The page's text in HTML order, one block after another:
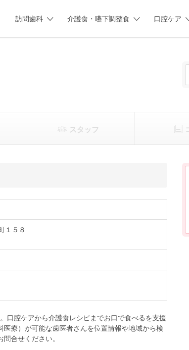
訪問歯科 介護食・嚥下調整食 口腔ケア
スタッフ
１５８
口腔ケアから介護食レシピまでお口で食べるを支援
療）が可能な歯医者さんを位置情報や地域から検
合せください。